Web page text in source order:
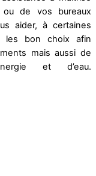
ou de vos bureaux
aider, à certaines
les bon choix afin
mais aussi de
et d’eau.